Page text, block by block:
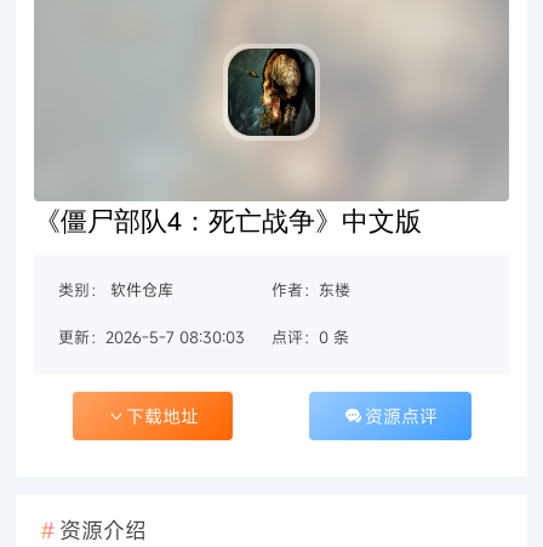
《僵尸部队4：死亡战争》中文版
类别： 软件仓库 作者：东楼
更新：2026-5-7 08:30:03 点评：0 条
下载地址 资源点评
资源介绍